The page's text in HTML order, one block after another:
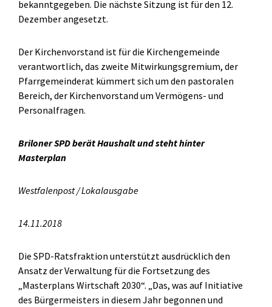
bekanntgegeben. Die nächste Sitzung ist für den 12.
Dezember angesetzt.
Der Kirchenvorstand ist für die Kirchengemeinde
verantwortlich, das zweite Mitwirkungsgremium, der
Pfarrgemeinderat kümmert sich um den pastoralen
Bereich, der Kirchenvorstand um Vermögens- und
Personalfragen.
Briloner SPD berät Haushalt und steht hinter
Masterplan
Westfalenpost / Lokalausgabe
14.11.2018
Die SPD-Ratsfraktion unterstützt ausdrücklich den
Ansatz der Verwaltung für die Fortsetzung des
„Masterplans Wirtschaft 2030“. „Das, was auf Initiative
des Bürgermeisters in diesem Jahr begonnen und